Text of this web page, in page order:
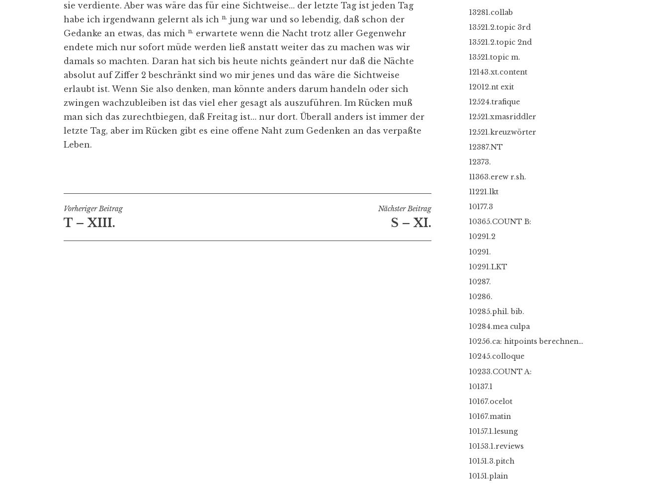
sie verdiente. Aber was wäre das für eine Sichtweise… der letzte Tag ist jeden Tag
habe ich irgendwann gelernt als ich n. jung war und so lebendig, daß schon der
Gedanke an etwas, das mich n. erwartete wenn die Nacht trotz aller Gegenwehr
endete mich nur sofort müde werden ließ anstatt weiter das zu machen was wir
damals so machten. Daran hat sich bis heute nichts geändert nur daß die Nächte
absolut auf Ziffer 2 beschränkt sind wo mir jenes und das wäre die Sichtweise
erlaubt ist. Wenn Sie also denken, man könnte anders darum handeln oder sich
zwingen wachzubleiben ist das viel eher gesagt als auszuführen. Im Rücken muß
man sich das zurechtbiegen, daß Freitag ist… nur dort. Überall anders ist immer der
letzte Tag, aber im Rücken gibt es eine offene Naht zum Gedenken an das verpaßte
Leben.
Beitragsnavigation
Vorheriger Beitrag
T – XIII.
Nächster Beitrag
S – XI.
13281.collab
13521.2.topic 3rd
13521.2.topic 2nd
13521.topic m.
12143.xt.content
12012.nt exit
12524.trafique
12521.xmasriddler
12521.kreuzwörter
12387.NT
12373.
11363.erew r.sh.
11221.lkt
10177.3
10365.COUNT B:
10291.2
10291.
10291.LKT
10287.
10286.
10285.phil. bib.
10284.mea culpa
10256.ca: hitpoints berechnen…
10245.colloque
10233.COUNT A:
10137.1
10167.ocelot
10167.matin
10157.1.lesung
10153.1.reviews
10151.3.pitch
10151.plain